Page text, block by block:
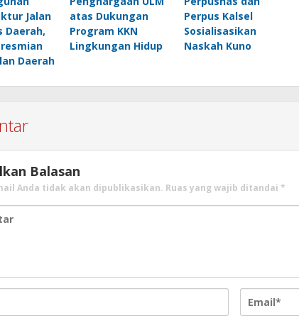
Jalan
Daerah,
Daerah
atas Dukungan
Program KKN
Lingkungan Hidup
Perpus Kalsel
Sosialisasikan
Naskah Kuno
Balasan
Anda tidak akan dipublikasikan. Ruas yang wajib ditandai *